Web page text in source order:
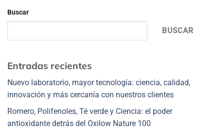
Buscar
BUSCAR
Entradas recientes
Nuevo laboratorio, mayor tecnología: ciencia, calidad,
innovación y más cercanía con nuestros clientes
Romero, Polifenoles, Té verde y Ciencia: el poder
antioxidante detrás del Oxilow Nature 100